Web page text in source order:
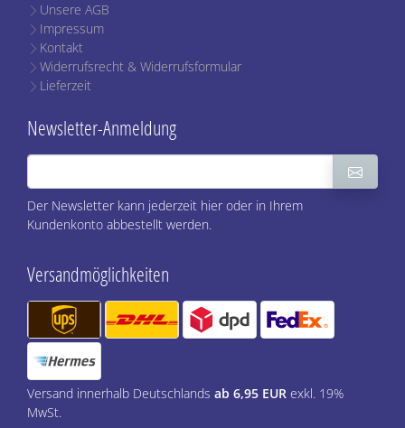
Unsere AGB
Impressum
Kontakt
Widerrufsrecht & Widerrufsformular
Lieferzeit
Newsletter-Anmeldung
Der Newsletter kann jederzeit hier oder in Ihrem
Kundenkonto abbestellt werden.
Versandmöglichkeiten
Versand innerhalb Deutschlands ab 6,95 EUR exkl. 19%
MwSt.